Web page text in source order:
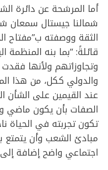
أما المرشحة عن دائرة
شمالنا جيستال سمعان
الثقة ووصفته ب”مفتاح
قائلةً: “بما بنه المنظمة
وتجاوزاتهم ولأنها فقدت
والدولي ككل، من هذا
عند القيمين على الشأن
الصفات بأن يكون ماضي
تكون تجربته في الحياة
مبادئ الشعب وأن
اجتماعي واضح إضافة إلى